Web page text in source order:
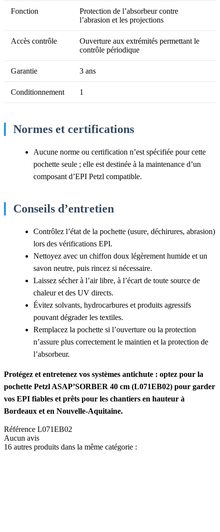
Fonction
Protection de l’absorbeur contre
l’abrasion et les projections
Accès contrôle
Ouverture aux extrémités permettant le
contrôle périodique
Garantie 3 ans
Conditionnement 1
Normes et certifications
Aucune norme ou certification n’est spécifiée pour cette
pochette seule ; elle est destinée à la maintenance d’un
composant d’EPI Petzl compatible.
Conseils d’entretien
Contrôlez l’état de la pochette (usure, déchirures, abrasion)
lors des vérifications EPI.
Nettoyez avec un chiffon doux légèrement humide et un
savon neutre, puis rincez si nécessaire.
Laissez sécher à l’air libre, à l’écart de toute source de
chaleur et des UV directs.
Évitez solvants, hydrocarbures et produits agressifs
pouvant dégrader les textiles.
Remplacez la pochette si l’ouverture ou la protection
n’assure plus correctement le maintien et la protection de
l’absorbeur.
Protégez et entretenez vos systèmes antichute : optez pour la
pochette Petzl ASAP’SORBER 40 cm (L071EB02) pour garder
vos EPI fiables et prêts pour les chantiers en hauteur à
Bordeaux et en Nouvelle-Aquitaine.
Référence L071EB02
Aucun avis
16 autres produits dans la même catégorie :